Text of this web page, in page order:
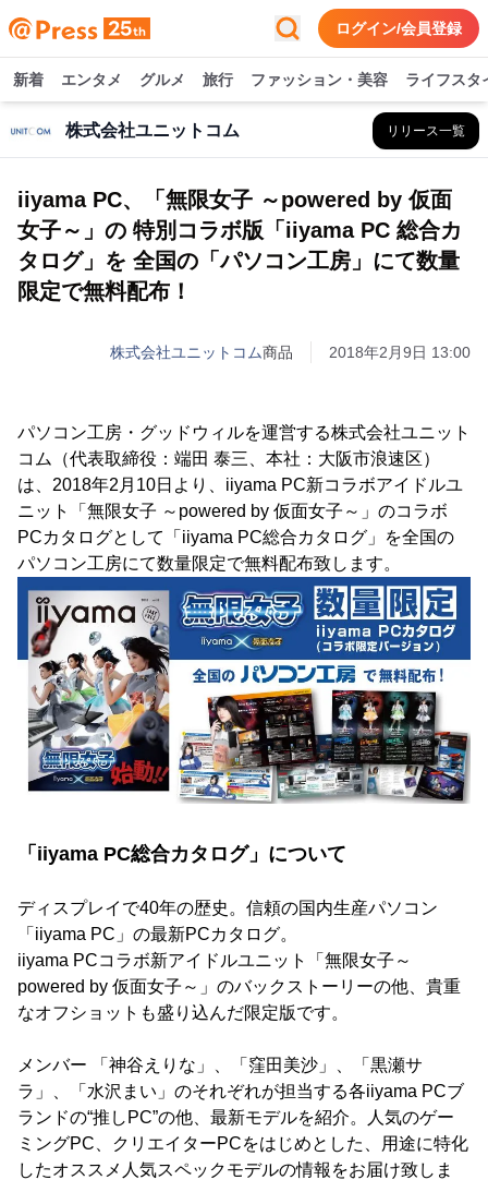
ログイン/会員登録
新着 エンタメ グルメ 旅行 ファッション・美容 ライフスタ
株式会社ユニットコム リリース一覧
iiyama PC、「無限女子 ～powered by 仮面
女子～」の 特別コラボ版「iiyama PC 総合カ
タログ」を 全国の「パソコン工房」にて数量
限定で無料配布！
株式会社ユニットコム商品 2018年2月9日 13:00
パソコン工房・グッドウィルを運営する株式会社ユニット
コム（代表取締役：端田 泰三、本社：大阪市浪速区）
は、2018年2月10日より、iiyama PC新コラボアイドルユ
ニット「無限女子 ～powered by 仮面女子～」のコラボ
PCカタログとして「iiyama PC総合カタログ」を全国の
パソコン工房にて数量限定で無料配布致します。
「iiyama PC総合カタログ」について
ディスプレイで40年の歴史。信頼の国内生産パソコン
「iiyama PC」の最新PCカタログ。
iiyama PCコラボ新アイドルユニット「無限女子～
powered by 仮面女子～」のバックストーリーの他、貴重
なオフショットも盛り込んだ限定版です。
メンバー 「神谷えりな」、「窪田美沙」、「黒瀬サ
ラ」、「水沢まい」のそれぞれが担当する各iiyama PCブ
ランドの“推しPC”の他、最新モデルを紹介。人気のゲー
ミングPC、クリエイターPCをはじめとした、用途に特化
したオススメ人気スペックモデルの情報をお届け致しま